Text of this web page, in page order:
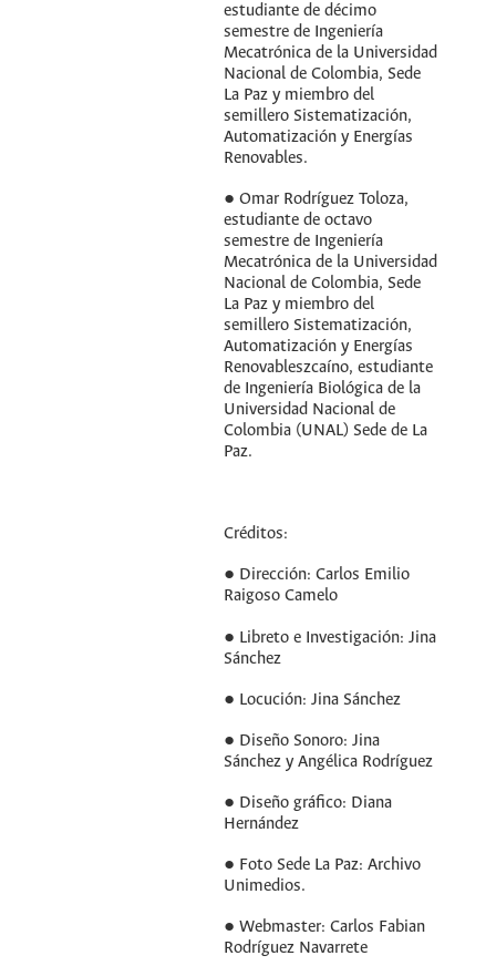
estudiante de décimo
semestre de Ingeniería
Mecatrónica de la Universidad
Nacional de Colombia, Sede
La Paz y miembro del
semillero Sistematización,
Automatización y Energías
Renovables.
● Omar Rodríguez Toloza,
estudiante de octavo
semestre de Ingeniería
Mecatrónica de la Universidad
Nacional de Colombia, Sede
La Paz y miembro del
semillero Sistematización,
Automatización y Energías
Renovableszcaíno, estudiante
de Ingeniería Biológica de la
Universidad Nacional de
Colombia (UNAL) Sede de La
Paz.
Créditos:
● Dirección: Carlos Emilio
Raigoso Camelo
● Libreto e Investigación: Jina
Sánchez
● Locución: Jina Sánchez
● Diseño Sonoro: Jina
Sánchez y Angélica Rodríguez
● Diseño gráfico: Diana
Hernández
● Foto Sede La Paz: Archivo
Unimedios.
● Webmaster: Carlos Fabian
Rodríguez Navarrete